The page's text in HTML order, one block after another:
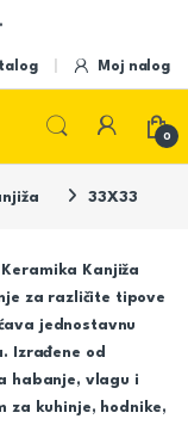
Moj nalog
0
33X33
Keramika Kanjiža
za različite tipove
jednostavnu
Izrađene od
habanje, vlagu i
za kuhinje, hodnike,